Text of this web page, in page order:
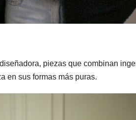
piezas que combinan
en sus formas más puras.